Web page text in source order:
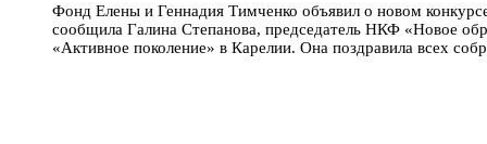
Фонд Елены и Геннадия Тимченко объявил о новом
сообщила Галина Степанова, председатель НКФ «Новое
«Активное поколение» в Карелии. Она поздравила всех